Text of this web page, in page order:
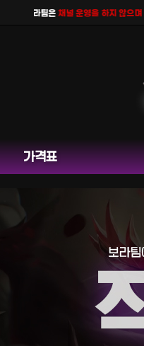
. 보라팀은채널 운영을 하지 않으며공식
가격표